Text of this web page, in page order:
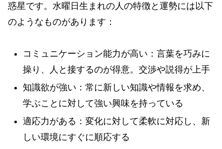
惑星です。水曜日生まれの人の特徴と運勢には以下
のようなものがあります：
コミュニケーション能力が高い：言葉を巧みに
操り、人と接するのが得意。交渉や説得が上手
知識欲が強い：常に新しい知識や情報を求め、
学ぶことに対して強い興味を持っている
適応力がある：変化に対して柔軟に対応し、新
しい環境にすぐに順応する